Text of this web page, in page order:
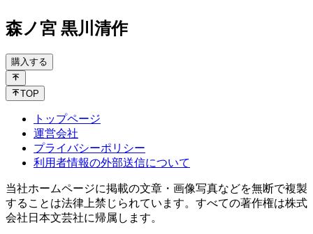
森ノ宮 黒川清作
購入する
TOP
トップページ
運営会社
プライバシーポリシー
利用者情報の外部送信について
当社ホームページに掲載の文章・画像写真などを無断で複製
することは法律上禁じられています。すべての著作権は株式
会社日本文芸社に帰属します。